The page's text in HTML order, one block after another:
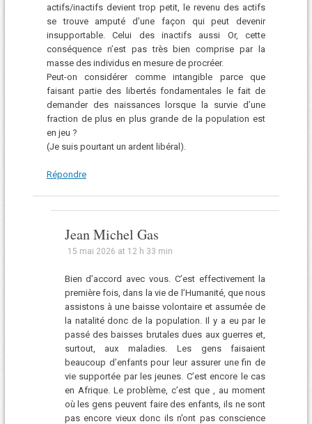
actifs/inactifs devient trop petit, le revenu des actifs
se trouve amputé d’une façon qui peut devenir
insupportable. Celui des inactifs aussi Or, cette
conséquence n’est pas très bien comprise par la
masse des individus en mesure de procréer.
Peut-on considérer comme intangible parce que
faisant partie des libertés fondamentales le fait de
demander des naissances lorsque la survie d’une
fraction de plus en plus grande de la population est
en jeu ?
(Je suis pourtant un ardent libéral).
Répondre
Jean Michel Gas
15 mai 2026 at 12 h 33 min
Bien d’accord avec vous. C’est effectivement la
première fois, dans la vie de l’Humanité, que nous
assistons à une baisse volontaire et assumée de
la natalité donc de la population. Il y a eu par le
passé des baisses brutales dues aux guerres et,
surtout, aux maladies. Les gens faisaient
beaucoup d’enfants pour leur assurer une fin de
vie supportée par les jeunes. C’est encore le cas
en Afrique. Le problème, c’est que , au moment
où les gens peuvent faire des enfants, ils ne sont
pas encore vieux donc ils n’ont pas conscience